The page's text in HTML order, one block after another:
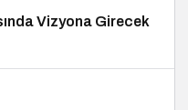
Vizyona Girecek